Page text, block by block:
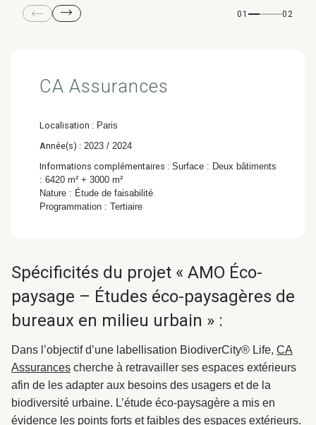
& Transition
Gondwana –
Biodiversité & Génie
Biodiversité & Génie écologique
Quartier
Pharmaceutique
01 02
CA Assurances
Localisation : Paris
Année(s) : 2023 / 2024
Informations complémentaires : Surface : Deux bâtiments
: 6420 m² + 3000 m²
Nature : Étude de faisabilité
Programmation : Tertiaire
Spécificités du projet « AMO Éco-
paysage – Études éco-paysagères de
bureaux en milieu urbain » :
Dans l’objectif d’une labellisation BiodiverCity® Life, CA
Assurances cherche à retravailler ses espaces extérieurs
afin de les adapter aux besoins des usagers et de la
biodiversité urbaine. L’étude éco-paysagère a mis en
évidence les points forts et faibles des espaces extérieurs.